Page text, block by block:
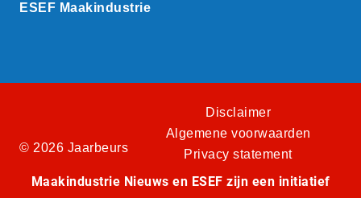
ESEF Maakindustrie
© 2026 Jaarbeurs
Disclaimer
Algemene voorwaarden
Privacy statement
Maakindustrie Nieuws en ESEF zijn een initiatief